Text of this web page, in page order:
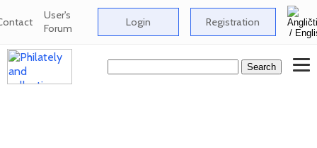
User's
Forum Login Registration